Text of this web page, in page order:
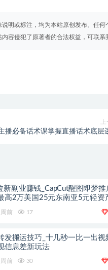
明或标注，均为本站原创发布。任
容侵犯了原著者的合法权益，可联系
播必备话术课掌握直播话术底层
新副业赚钱_CapCut醒图即梦推
高2万美国25元东南亚5元轻资
周前 17
发搬运技巧_十几秒一比一出视
信息差新玩法
前 30